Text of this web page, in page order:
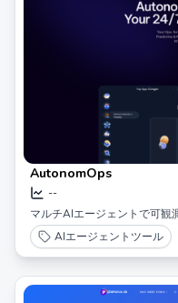
AutonomOps
--
マルチAIエージェントで可観
AIエージェントツール